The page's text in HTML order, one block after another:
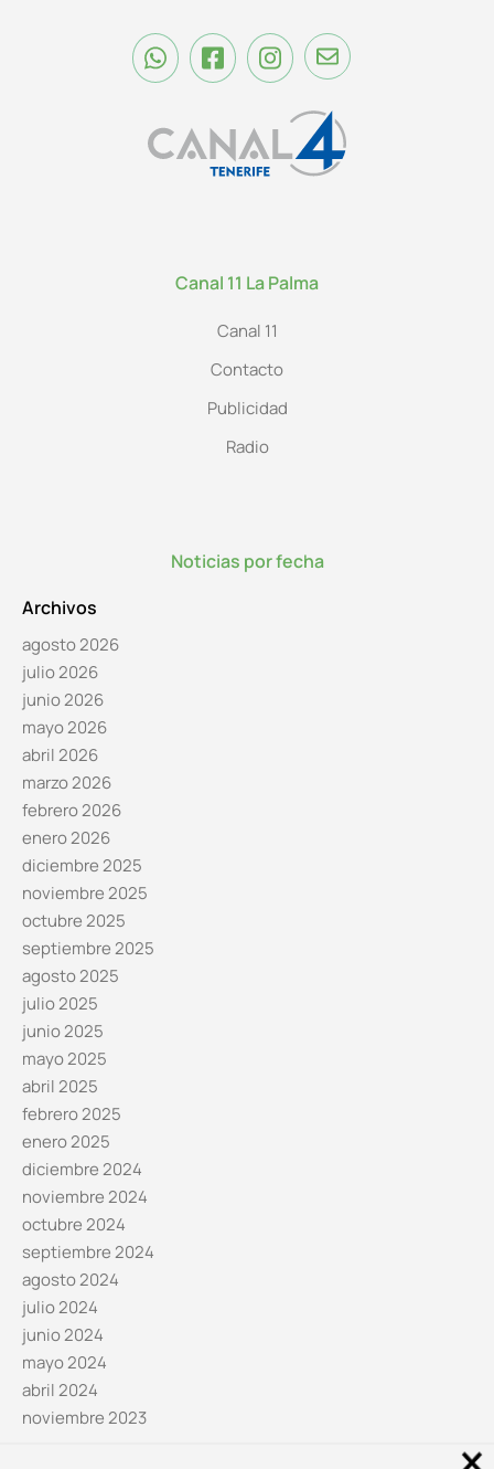
Canal 11 La Palma
Canal 11
Contacto
Publicidad
Radio
Noticias por fecha
Archivos
agosto 2026
julio 2026
junio 2026
mayo 2026
abril 2026
marzo 2026
febrero 2026
enero 2026
diciembre 2025
noviembre 2025
octubre 2025
septiembre 2025
agosto 2025
julio 2025
junio 2025
mayo 2025
abril 2025
febrero 2025
enero 2025
diciembre 2024
noviembre 2024
octubre 2024
septiembre 2024
agosto 2024
julio 2024
junio 2024
mayo 2024
abril 2024
noviembre 2023